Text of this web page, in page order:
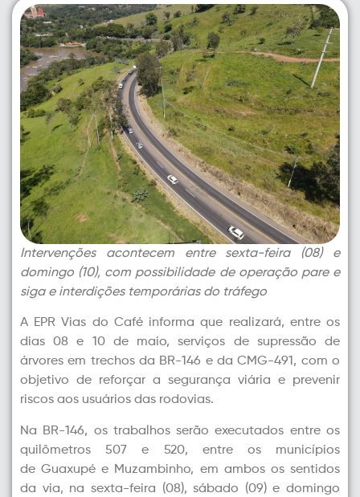
Intervenções acontecem entre sexta-feira (08) e
domingo (10), com possibilidade de operação pare e
siga e interdições temporárias do tráfego
A EPR Vias do Café informa que realizará, entre os
dias 08 e 10 de maio, serviços de supressão de
árvores em trechos da BR-146 e da CMG-491, com o
objetivo de reforçar a segurança viária e prevenir
riscos aos usuários das rodovias.
Na BR-146, os trabalhos serão executados entre os
quilômetros 507 e 520, entre os municípios
de Guaxupé e Muzambinho, em ambos os sentidos
da via, na sexta-feira (08), sábado (09) e domingo